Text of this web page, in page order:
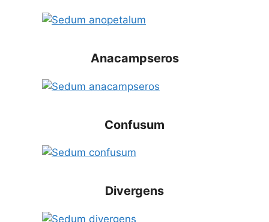
Anacampseros
Confusum
Divergens